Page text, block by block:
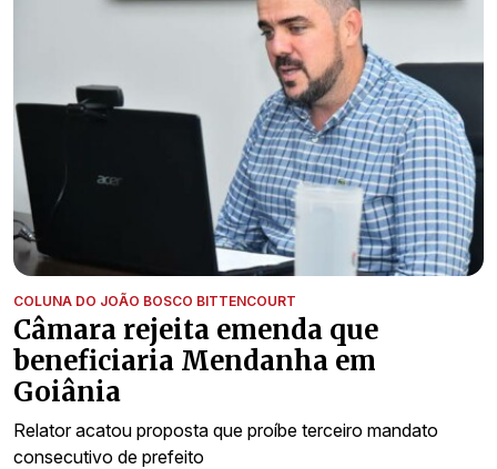
COLUNA DO JOÃO BOSCO BITTENCOURT
Câmara rejeita emenda que
beneficiaria Mendanha em
Goiânia
Relator acatou proposta que proíbe terceiro mandato
consecutivo de prefeito